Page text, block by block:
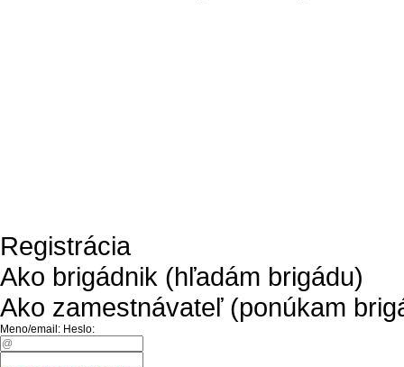
Registrácia
Ako brigádnik (hľadám brigádu)
Ako zamestnávateľ (ponúkam
Meno/email: Heslo: